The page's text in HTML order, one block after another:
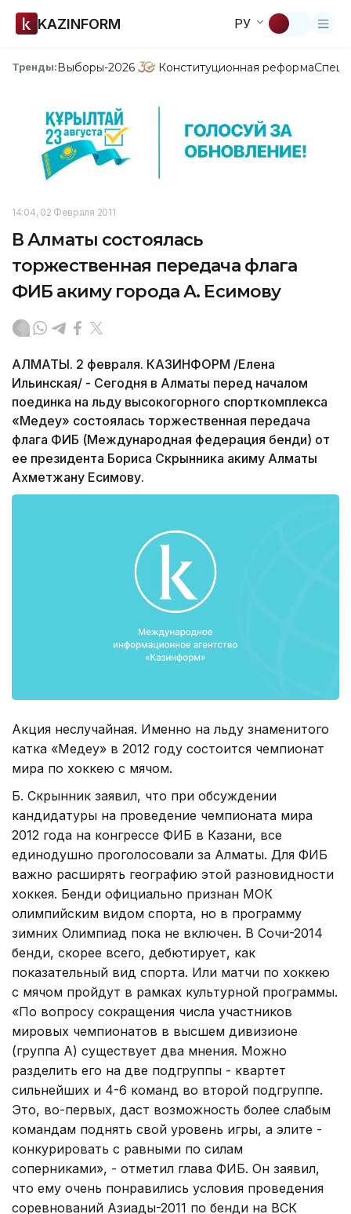
KAZINFORM РУ
Тренды:Выборы-2026 Конституционная реформа
14:04, 02 Февраля 2011
В Алматы состоялась
торжественная передача флага
ФИБ акиму города А. Есимову
АЛМАТЫ. 2 февраля. КАЗИНФОРМ /Елена
Ильинская/ - Сегодня в Алматы перед началом
поединка на льду высокогорного спорткомплекса
«Медеу» состоялась торжественная передача
флага ФИБ (Международная федерация бенди) от
ее президента Бориса Скрынника акиму Алматы
Ахметжану Есимову.
Акция неслучайная. Именно на льду знаменитого
катка «Медеу» в 2012 году состоится чемпионат
мира по хоккею с мячом.
Б. Скрынник заявил, что при обсуждении
кандидатуры на проведение чемпионата мира
2012 года на конгрессе ФИБ в Казани, все
единодушно проголосовали за Алматы. Для ФИБ
важно расширять географию этой разновидности
хоккея. Бенди официально признан МОК
олимпийским видом спорта, но в программу
зимних Олимпиад пока не включен. В Сочи-2014
бенди, скорее всего, дебютирует, как
показательный вид спорта. Или матчи по хоккею
с мячом пройдут в рамках культурной программы.
«По вопросу сокращения числа участников
мировых чемпионатов в высшем дивизионе
(группа А) существует два мнения. Можно
разделить его на две подгруппы - квартет
сильнейших и 4-6 команд во второй подгруппе.
Это, во-первых, даст возможность более слабым
командам поднять свой уровень игры, а элите -
конкурировать с равными по силам
соперниками», - отметил глава ФИБ. Он заявил,
что ему очень понравились условия проведения
соревнований Азиады-2011 по бенди на ВСК